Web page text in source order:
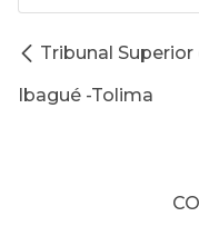
Tribunal
Ibagué -Tolima